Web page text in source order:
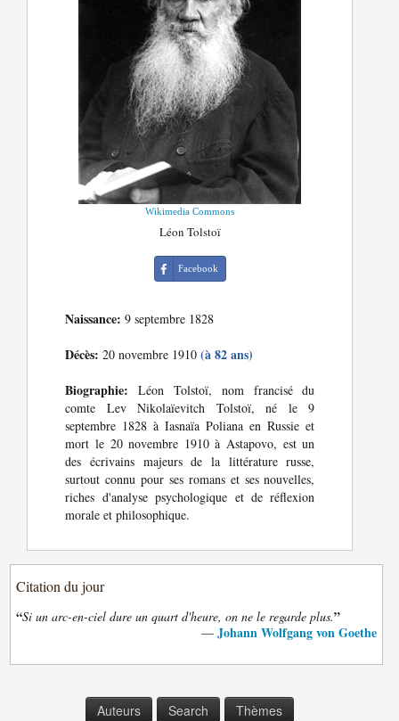
Wikimedia Commons
Léon Tolstoï
Facebook
Naissance: 9 septembre 1828
Décès: 20 novembre 1910(à 82 ans)
Biographie: Léon Tolstoï, nom francisé du
comte Lev Nikolaïevitch Tolstoï, né le 9
septembre 1828 à Iasnaïa Poliana en Russie et
mort le 20 novembre 1910 à Astapovo, est un
des écrivains majeurs de la littérature russe,
surtout connu pour ses romans et ses nouvelles,
riches d'analyse psychologique et de réflexion
morale et philosophique.
Citation du jour
“Si un arc-en-ciel dure un quart d'heure, on ne le regarde plus.”
— Johann Wolfgang von Goethe
Auteurs Search Thèmes